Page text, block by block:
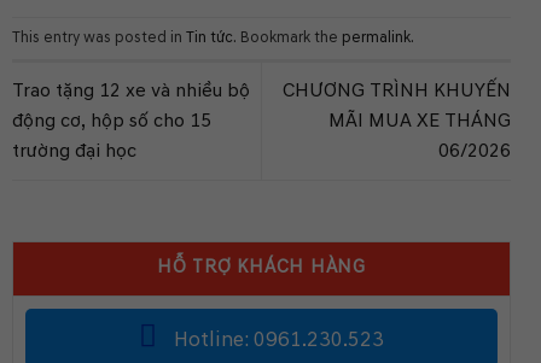
This entry was posted in Tin tức. Bookmark the permalink.
Trao tặng 12 xe và nhiều bộ
động cơ, hộp số cho 15
trường đại học
CHƯƠNG TRÌNH KHUYẾN
MÃI MUA XE THÁNG
06/2026
HỖ TRỢ KHÁCH HÀNG
Hotline: 0961.230.523